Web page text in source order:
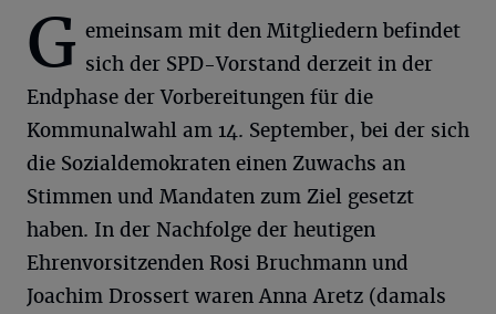
G emeinsam mit den Mitgliedern befindet
sich der SPD-Vorstand derzeit in der
Endphase der Vorbereitungen für die
Kommunalwahl am 14. September, bei der sich
die Sozialdemokraten einen Zuwachs an
Stimmen und Mandaten zum Ziel gesetzt
haben. In der Nachfolge der heutigen
Ehrenvorsitzenden Rosi Bruchmann und
Joachim Drossert waren Anna Aretz (damals